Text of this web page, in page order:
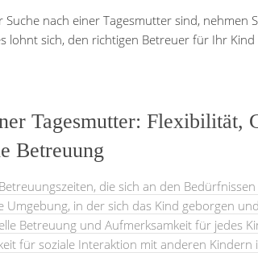
Suche nach einer Tagesmutter sind, nehmen
lohnt sich, den richtigen Betreuer für Ihr
Tagesmutter: Flexibilität,
Betreuung
die sich an den
Umgebung, in der sich das Kind geborgen
Betreuung und Aufmerksamkeit für jedes
für soziale Interaktion mit anderen Kindern